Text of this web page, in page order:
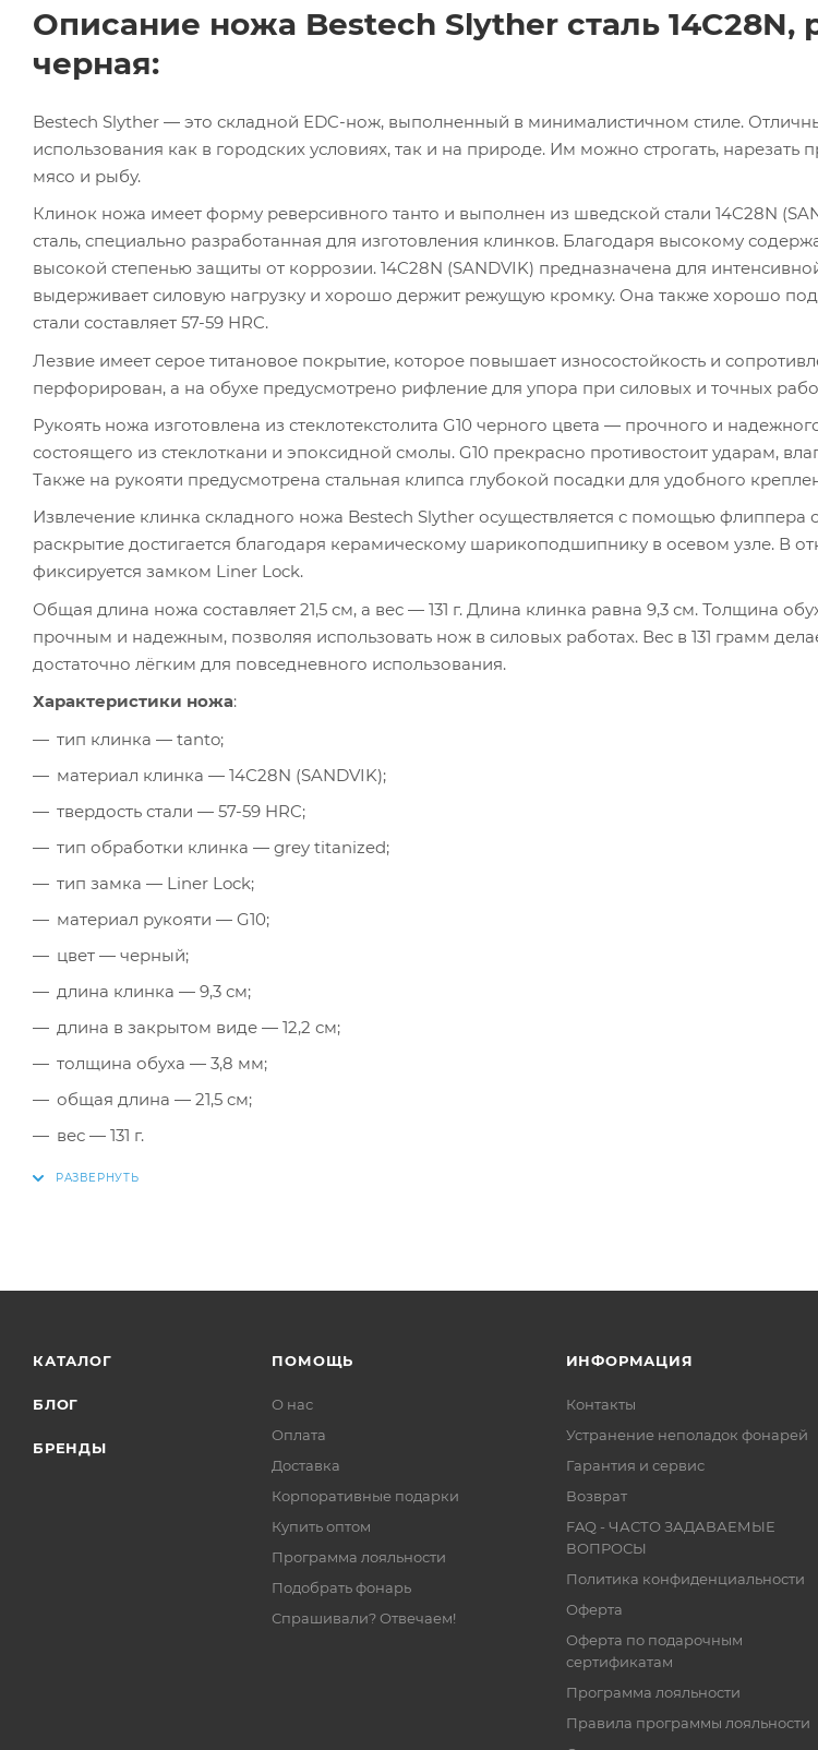
Описание ножа Bestech Slyther сталь 14C28N,
черная:
Bestech Slyther — это складной EDC-нож, выполненный в минималистичном стиле.
использования как в городских условиях, так и на природе. Им можно строгать, нарезать
мясо и рыбу.
Клинок ножа имеет форму реверсивного танто и выполнен из шведской стали 14C28N
сталь, специально разработанная для изготовления клинков. Благодаря высокому
высокой степенью защиты от коррозии. 14C28N (SANDVIK) предназначена для
выдерживает силовую нагрузку и хорошо держит режущую кромку. Она также хорошо
стали составляет 57-59 HRC.
Лезвие имеет серое титановое покрытие, которое повышает износостойкость и
перфорирован, а на обухе предусмотрено рифление для упора при силовых и точных
Рукоять ножа изготовлена из стеклотекстолита G10 черного цвета — прочного и
состоящего из стеклоткани и эпоксидной смолы. G10 прекрасно противостоит ударам,
Также на рукояти предусмотрена стальная клипса глубокой посадки для удобного
Извлечение клинка складного ножа Bestech Slyther осуществляется с помощью флиппера
раскрытие достигается благодаря керамическому шарикоподшипнику в осевом узле. В
фиксируется замком Liner Lock.
Общая длина ножа составляет 21,5 см, а вес — 131 г. Длина клинка равна 9,3 см. Толщина
прочным и надежным, позволяя использовать нож в силовых работах. Вес в 131 грамм
достаточно лёгким для повседневного использования.
Характеристики ножа:
тип клинка — tanto;
материал клинка — 14C28N (SANDVIK);
твердость стали — 57-59 HRC;
тип обработки клинка — grey titanized;
тип замка — Liner Lock;
материал рукояти — G10;
цвет — черный;
длина клинка — 9,3 см;
длина в закрытом виде — 12,2 см;
толщина обуха — 3,8 мм;
общая длина — 21,5 cм;
вес — 131 г.
КАТАЛОГ
БЛОГ
БРЕНДЫ
ПОМОЩЬ
О нас
Оплата
Доставка
Корпоративные подарки
Купить оптом
Программа лояльности
Подобрать фонарь
Спрашивали? Отвечаем!
ИНФОРМАЦИЯ
Контакты
Устранение неполадок фонарей
Гарантия и сервис
Возврат
FAQ - ЧАСТО ЗАДАВАЕМЫЕ
ВОПРОСЫ
Политика конфиденциальности
Оферта
Оферта по подарочным
сертификатам
Программа лояльности
Правила программы лояльности